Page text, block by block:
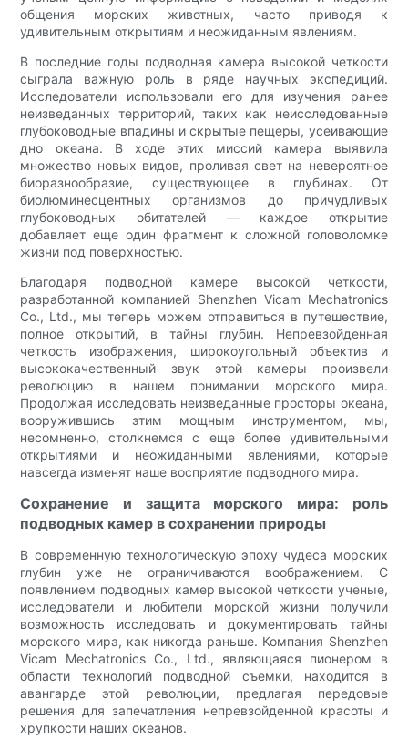
общения морских животных, часто приводя к
удивительным открытиям и неожиданным явлениям.
В последние годы подводная камера высокой четкости
сыграла важную роль в ряде научных экспедиций.
Исследователи использовали его для изучения ранее
неизведанных территорий, таких как неисследованные
глубоководные впадины и скрытые пещеры, усеивающие
дно океана. В ходе этих миссий камера выявила
множество новых видов, проливая свет на невероятное
биоразнообразие, существующее в глубинах. От
биолюминесцентных организмов до причудливых
глубоководных обитателей — каждое открытие
добавляет еще один фрагмент к сложной головоломке
жизни под поверхностью.
Благодаря подводной камере высокой четкости,
разработанной компанией Shenzhen Vicam Mechatronics
Co., Ltd., мы теперь можем отправиться в путешествие,
полное открытий, в тайны глубин. Непревзойденная
четкость изображения, широкоугольный объектив и
высококачественный звук этой камеры произвели
революцию в нашем понимании морского мира.
Продолжая исследовать неизведанные просторы океана,
вооружившись этим мощным инструментом, мы,
несомненно, столкнемся с еще более удивительными
открытиями и неожиданными явлениями, которые
навсегда изменят наше восприятие подводного мира.
Сохранение и защита морского мира: роль
подводных камер в сохранении природы
В современную технологическую эпоху чудеса морских
глубин уже не ограничиваются воображением. С
появлением подводных камер высокой четкости ученые,
исследователи и любители морской жизни получили
возможность исследовать и документировать тайны
морского мира, как никогда раньше. Компания Shenzhen
Vicam Mechatronics Co., Ltd., являющаяся пионером в
области технологий подводной съемки, находится в
авангарде этой революции, предлагая передовые
решения для запечатления непревзойденной красоты и
хрупкости наших океанов.